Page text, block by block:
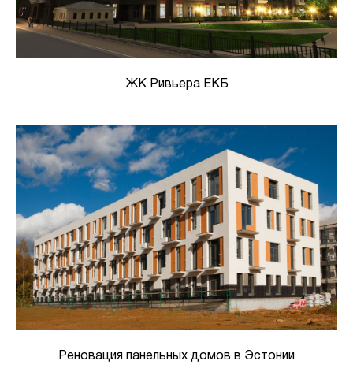
ЖК Ривьера ЕКБ
Реновация панельных домов в Эстонии